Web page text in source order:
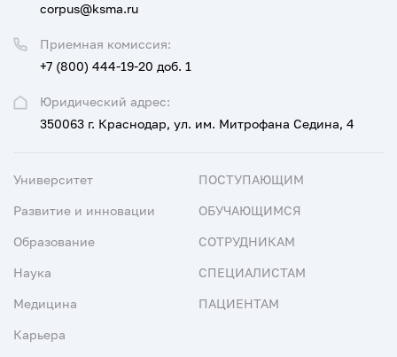
Юридический адрес:
350063 г. Краснодар, ул. им. Митрофана Седина, 4
Приемная комиссия:
+7 (800) 444-19-20 доб. 1
corpus@ksma.ru
Университет
Развитие и инновации
Образование
Наука
Медицина
Карьера
ПОСТУПАЮЩИМ
ОБУЧАЮЩИМСЯ
СОТРУДНИКАМ
СПЕЦИАЛИСТАМ
ПАЦИЕНТАМ